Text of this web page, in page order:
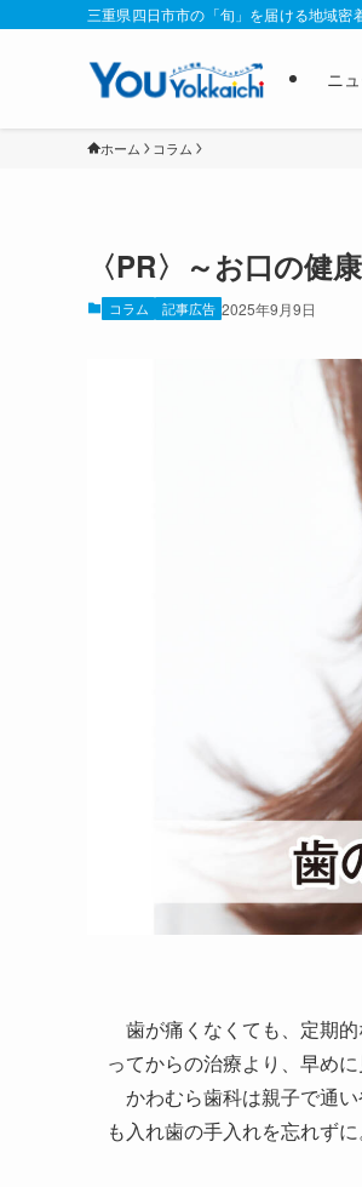
三重県四日市市の「旬」を届ける地域密
ニ
ホーム コラム
〈PR〉～お口の
コラム 記事広告 2025年9月9日
歯が痛くなくても、定期
ってからの治療より、早め
かわむら歯科は親子で通
も入れ歯の手入れを忘れず